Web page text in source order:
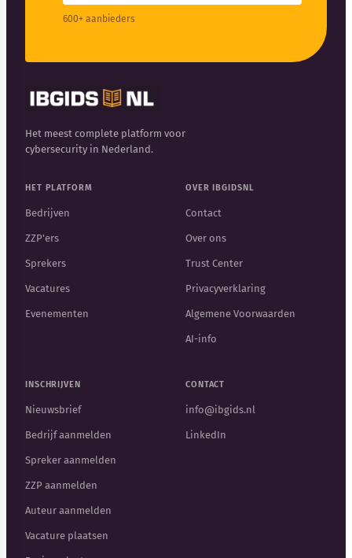
600+ aanbieders
Het meest complete platform voor
cybersecurity in Nederland.
HET PLATFORM
Bedrijven
ZZP'ers
Sprekers
Vacatures
Evenementen
OVER IBGIDSNL
Contact
Over ons
Trust Center
Privacyverklaring
Algemene Voorwaarden
AI-info
INSCHRIJVEN
Nieuwsbrief
Bedrijf aanmelden
Spreker aanmelden
ZZP aanmelden
Auteur aanmelden
Vacature plaatsen
CONTACT
info@ibgids.nl
LinkedIn